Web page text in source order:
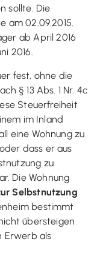
sollte. Die
am 02.09.2015.
ab April 2016
2016.
fest, ohne die
§ 13 Abs. 1 Nr. 4c
Steuerfreiheit
im Inland
eine Wohnung zu
dass er aus
zu
Die Wohnung
Selbstnutzung
bestimmt
übersteigen
Erwerb als